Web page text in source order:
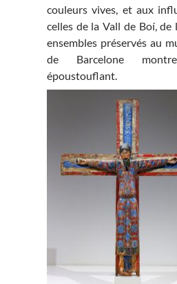
couleurs vives, et aux
celles de la Vall de Boí,
ensembles préservés au
de Barcelone
époustouflant.